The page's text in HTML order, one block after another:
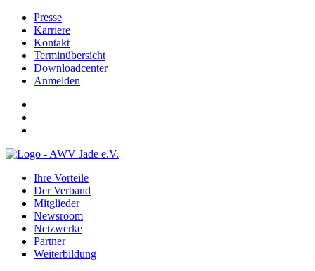
Presse
Karriere
Kontakt
Terminübersicht
Downloadcenter
Anmelden
Ihre Vorteile
Der Verband
Mitglieder
Newsroom
Netzwerke
Partner
Weiterbildung